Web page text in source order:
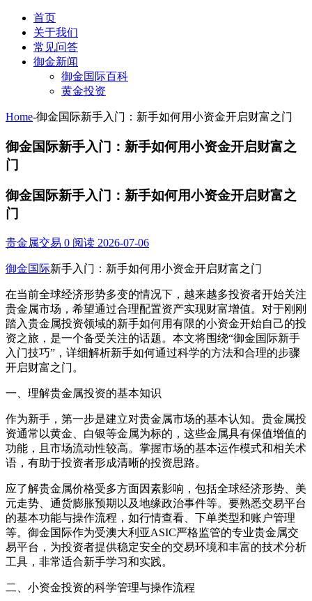
首页
关于我们
常见问答
御金新闻
御金国际百科
黄金投资
Home-御金国际新手入门：新手如何用小资金开启财富之门
御金国际新手入门：新手如何用小资金开启财富之
门
御金国际新手入门：新手如何用小资金开启财富之
门
贵金属交易 0 阅读 2026-07-06
御金国际新手入门：新手如何用小资金开启财富之门
在当前全球经济形势多变的情况下，越来越多投资者开始关注
贵金属市场，希望通过合理配置资产实现财富增值。对于刚刚
踏入贵金属投资领域的新手如何用有限的小资金开始自己的投
资之旅，是一个备受关注的话题。本文将围绕“御金国际新手
入门技巧”，详细解析新手如何通过科学的方法和合理的步骤
开启财富之门。
一、理解贵金属投资的基本知识
作为新手，第一步是建立对贵金属市场的基本认知。贵金属投
资通常以黄金、白银等金属为标的，这些金属具有保值增值的
功能，且市场流动性较高。掌握市场的基本运作模式和相关术
语，有助于投资者形成清晰的投资思路。
应了解贵金属价格受多方面因素影响，包括全球经济形势、美
元走势、通货膨胀预期以及地缘政治事件等。要熟悉交易平台
的基本功能与操作流程，如行情查看、下单类型和账户管理
等。御金国际作为受澳大利亚ASIC严格监管的专业贵金属交
易平台，为投资者提供稳定安全的交易环境和丰富的技术分析
工具，非常适合新手学习和实践。
二、小资金投资的科学管理与操作流程